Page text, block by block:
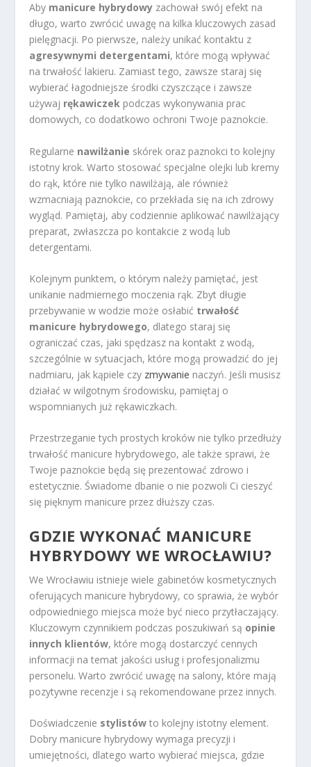
Aby manicure hybrydowy zachował swój efekt na
długo, warto zwrócić uwagę na kilka kluczowych zasad
pielęgnacji. Po pierwsze, należy unikać kontaktu z
agresywnymi detergentami, które mogą wpływać
na trwałość lakieru. Zamiast tego, zawsze staraj się
wybierać łagodniejsze środki czyszczące i zawsze
używaj rękawiczek podczas wykonywania prac
domowych, co dodatkowo ochroni Twoje paznokcie.
Regularne nawilżanie skórek oraz paznokci to kolejny
istotny krok. Warto stosować specjalne olejki lub kremy
do rąk, które nie tylko nawilżają, ale również
wzmacniają paznokcie, co przekłada się na ich zdrowy
wygląd. Pamiętaj, aby codziennie aplikować nawilżający
preparat, zwłaszcza po kontakcie z wodą lub
detergentami.
Kolejnym punktem, o którym należy pamiętać, jest
unikanie nadmiernego moczenia rąk. Zbyt długie
przebywanie w wodzie może osłabić trwałość
manicure hybrydowego, dlatego staraj się
ograniczać czas, jaki spędzasz na kontakt z wodą,
szczególnie w sytuacjach, które mogą prowadzić do jej
nadmiaru, jak kąpiele czy zmywanie naczyń. Jeśli musisz
działać w wilgotnym środowisku, pamiętaj o
wspomnianych już rękawiczkach.
Przestrzeganie tych prostych kroków nie tylko przedłuży
trwałość manicure hybrydowego, ale także sprawi, że
Twoje paznokcie będą się prezentować zdrowo i
estetycznie. Świadome dbanie o nie pozwoli Ci cieszyć
się pięknym manicure przez dłuższy czas.
GDZIE WYKONAĆ MANICURE
HYBRYDOWY WE WROCŁAWIU?
We Wrocławiu istnieje wiele gabinetów kosmetycznych
oferujących manicure hybrydowy, co sprawia, że wybór
odpowiedniego miejsca może być nieco przytłaczający.
Kluczowym czynnikiem podczas poszukiwań są opinie
innych klientów, które mogą dostarczyć cennych
informacji na temat jakości usług i profesjonalizmu
personelu. Warto zwrócić uwagę na salony, które mają
pozytywne recenzje i są rekomendowane przez innych.
Doświadczenie stylistów to kolejny istotny element.
Dobry manicure hybrydowy wymaga precyzji i
umiejętności, dlatego warto wybierać miejsca, gdzie